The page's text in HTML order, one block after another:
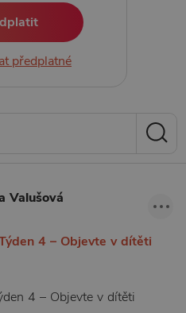
předplatné
Valušová
4 – Objevte v dítěti
4 – Objevte v dítěti